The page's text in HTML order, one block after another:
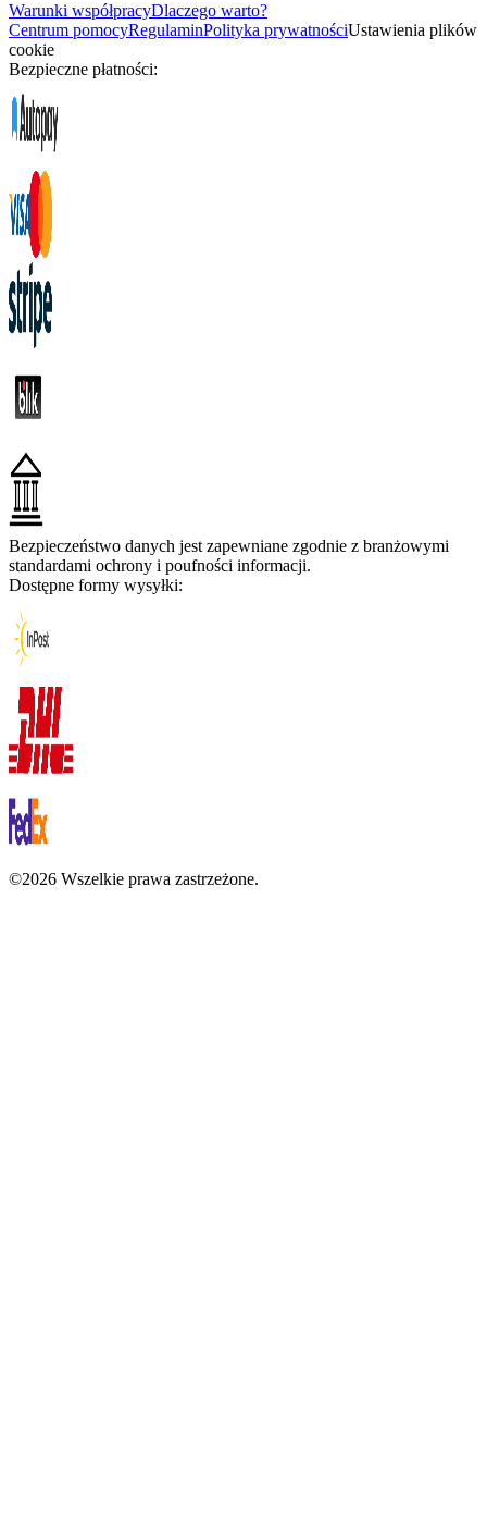
Warunki współpracyDlaczego warto?
Centrum pomocyRegulaminPolityka prywatnościUstawienia plików
cookie
Bezpieczne płatności:
Bezpieczeństwo danych jest zapewniane zgodnie z branżowymi
standardami ochrony i poufności informacji.
Dostępne formy wysyłki:
©2026 Wszelkie prawa zastrzeżone.